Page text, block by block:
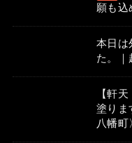
願も込
本日は
た。｜
【軒
塗りま
八幡町